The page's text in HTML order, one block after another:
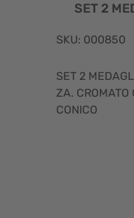
SET 2
SKU: 000850
SET 2
ZA. CROMATO
CONICO